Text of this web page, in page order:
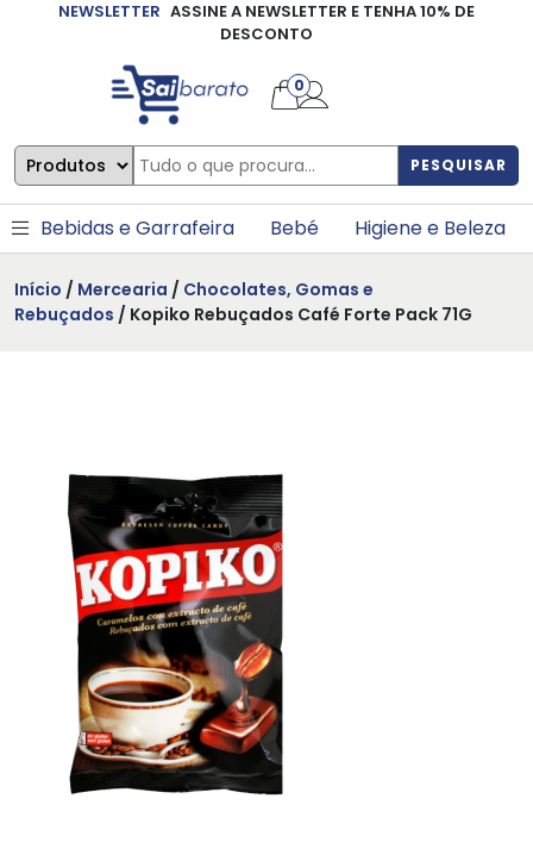
NEWSLETTER ASSINE A NEWSLETTER E TENHA 10% DE
DESCONTO
PESQUISAR
0
Bebidas e Garrafeira Bebé Higiene e Beleza
Início / Mercearia / Chocolates, Gomas e
Rebuçados / Kopiko Rebuçados Café Forte Pack 71G